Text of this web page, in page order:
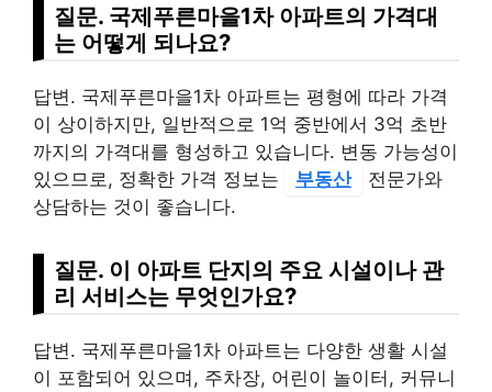
질문. 국제푸른마을1차 아파트의 가격대
는 어떻게 되나요?
답변. 국제푸른마을1차 아파트는 평형에 따라 가격
이 상이하지만, 일반적으로 1억 중반에서 3억 초반
까지의 가격대를 형성하고 있습니다. 변동 가능성이
있으므로, 정확한 가격 정보는
부동산
전문가와
상담하는 것이 좋습니다.
질문. 이 아파트 단지의 주요 시설이나 관
리 서비스는 무엇인가요?
답변. 국제푸른마을1차 아파트는 다양한 생활 시설
이 포함되어 있으며, 주차장, 어린이 놀이터, 커뮤니